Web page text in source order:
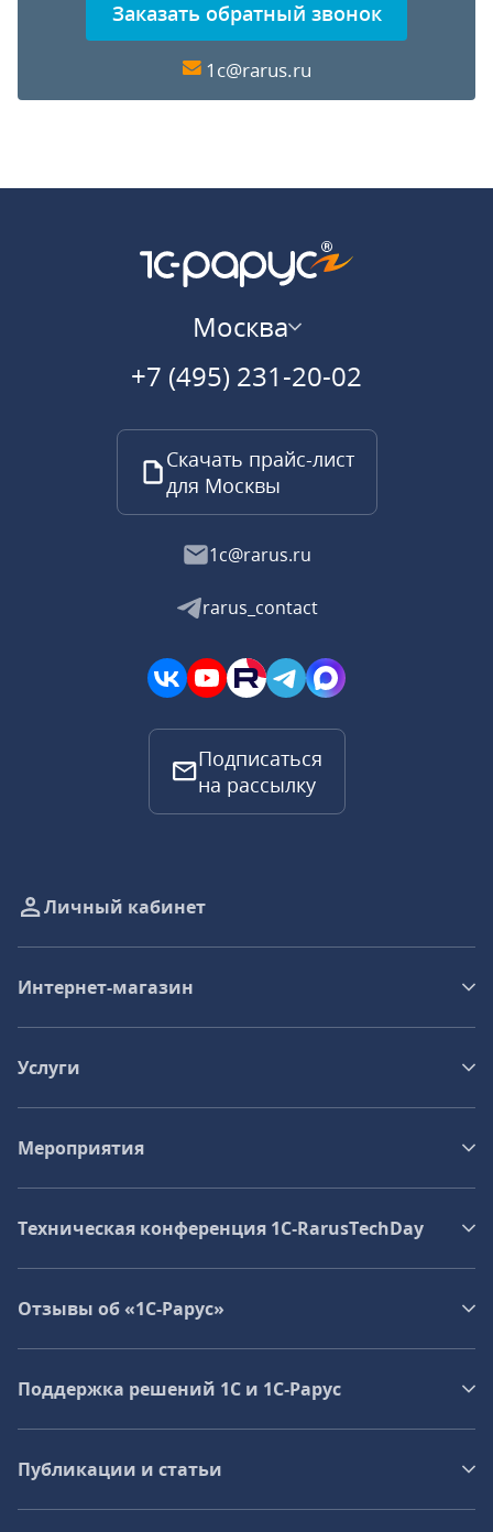
Заказать обратный звонок
1c@rarus.ru
Москва
+7 (495) 231-20-02
Скачать прайс-лист
для Москвы
1c@rarus.ru
rarus_contact
Подписаться
на рассылку
Личный кабинет
Интернет-магазин
Услуги
Мероприятия
Техническая конференция 1C‑RarusTechDay
Отзывы об «1С-Рарус»
Поддержка решений 1С и 1С‑Рарус
Публикации и статьи